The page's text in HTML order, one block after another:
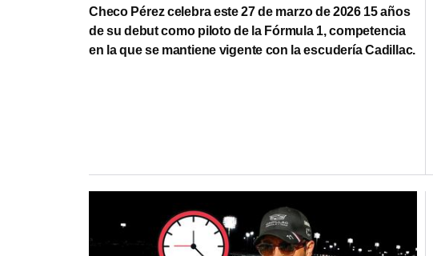
Checo Pérez celebra este 27 de marzo de 2026 15 años
de su debut como piloto de la Fórmula 1, competencia
en la que se mantiene vigente con la escudería Cadillac.